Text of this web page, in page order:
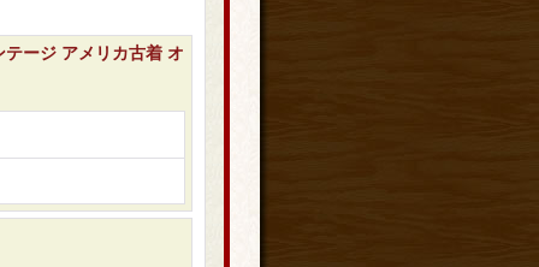
ージ アメリカ古着 オ